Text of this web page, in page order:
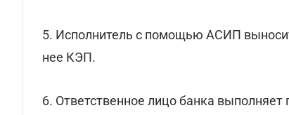
5. Исполнитель с помощью АСИП
нее КЭП.
6. Ответственное лицо банка выполняет